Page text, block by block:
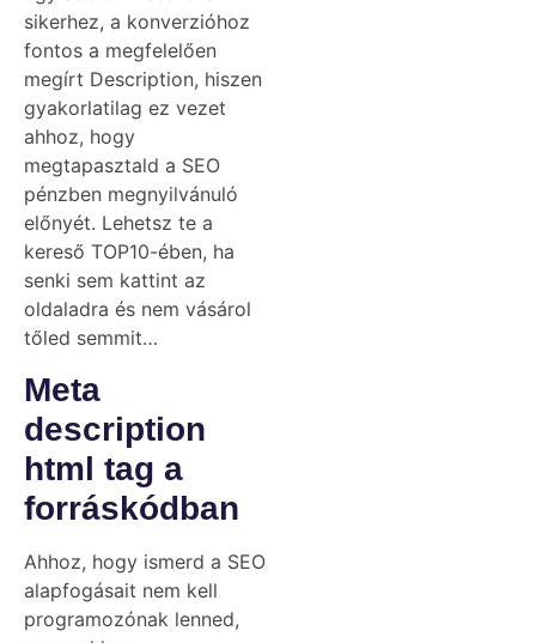
sikerhez, a konverzióhoz
fontos a megfelelően
megírt Description, hiszen
gyakorlatilag ez vezet
ahhoz, hogy
megtapasztald a SEO
pénzben megnyilvánuló
előnyét. Lehetsz te a
kereső TOP10-ében, ha
senki sem kattint az
oldaladra és nem vásárol
tőled semmit…
Meta
description
html tag a
forráskódban
Ahhoz, hogy ismerd a SEO
alapfogásait nem kell
programozónak lenned,